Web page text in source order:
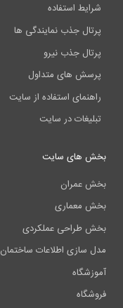
شرایط استفاده
پرتال جذب نمایندگی ها
پرتال جذب نیرو
پرسش های متداول
راهنمای استفاده از سایت
تبلیغات در سایت
بخش های سایت
بخش عمران
بخش معماری
بخش طراحی عملکردی
مدل سازی اطلاعات ساختمان BIM
آموزشگاه
فروشگاه